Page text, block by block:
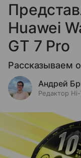
Huawei
GT 7 Pro
Рассказываем
Андрей
Редактор